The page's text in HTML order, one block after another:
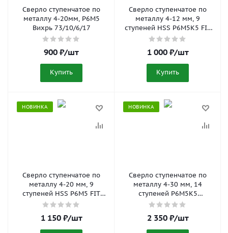
Сверло ступенчатое по
металлу 4-20мм, P6M5
Вихрь 73/10/6/17
900 ₽/шт
Купить
Сверло ступенчатое по
металлу 4-12 мм, 9
ступеней HSS P6M5K5 FIT
36391
1 000₽/шт
Купить
НОВИНКА
Сверло ступенчатое по
металлу 4-20 мм, 9
ступеней HSS P6M5 FIT
36395
1 150₽/шт
НОВИНКА
Сверло ступенчатое по
металлу 4-30 мм, 14
ступеней P6M5K5
АвтоDело 40830
2 350₽/шт